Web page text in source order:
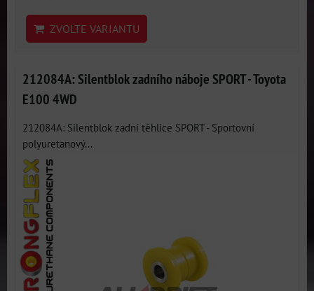
ZVOLTE VARIANTU
212084A: Silentblok zadního náboje SPORT - Toyota
E100 4WD
212084A: Silentblok zadní těhlice SPORT - Sportovní
polyuretanový...